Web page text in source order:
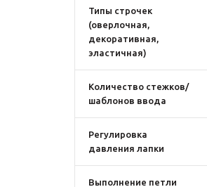
Типы строчек
(оверлочная,
декоративная,
эластичная)
Количество стежков/
шаблонов ввода
Регулировка
давления лапки
Выполнение петли